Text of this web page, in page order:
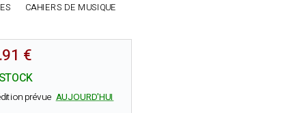
CAHIERS DE MUSIQUE
€
prévueAUJOURD'HUI